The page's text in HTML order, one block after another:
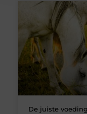
De juiste